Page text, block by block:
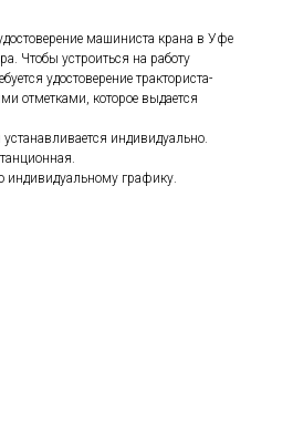
машиниста крана в Уфе
Чтобы устроиться на работу
удостоверение тракториста-
отметками, которое выдается
индивидуально.
индивидуальному графику.